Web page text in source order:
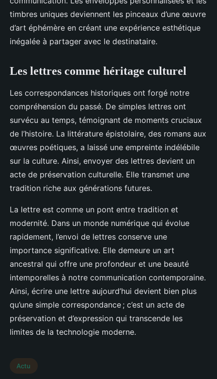
timbres uniques deviennent les pinceaux d’une œuvre
d’art éphémère en créant une expérience esthétique
inégalée à partager avec le destinataire.
Les lettres comme héritage culturel
Les correspondances historiques ont forgé notre
compréhension du passé. De simples lettres ont
survécu au temps, témoignant de moments cruciaux
de l’histoire. La littérature épistolaire, des romans aux
œuvres poétiques, a laissé une empreinte indélébile
sur la culture. Ainsi, envoyer des lettres devient un
acte de préservation culturelle. Elle transmet une
tradition riche aux générations futures.
La lettre est comme un pont entre tradition et
modernité. Dans un monde numérique qui évolue
rapidement, l’envoi de lettres conserve une
importance significative. Elle demeure un art
ancestral qui offre une profondeur et une beauté
intemporelles à notre communication contemporaine.
Ainsi, écrire une lettre aujourd’hui devient bien plus
qu’une simple correspondance ; c’est un acte de
préservation et d’expression qui transcende les
limites de la technologie moderne.
Actu